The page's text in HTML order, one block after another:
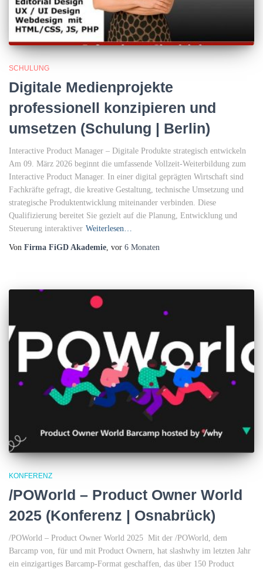
SCHULUNG
Digitale Medienprojekte
professionell konzipieren und
umsetzen (Schulung | Berlin)
Interactive Product Manager – Digitale Produkte strategisch entwickeln
Am 09. März 2026 beginnt die umfassende Vollzeit-Weiterbildung zum
Interactive Product Manager. In einer digital geprägten Wirtschaft sind
Fachkräfte gefragt, die kreative Gestaltung, technische Umsetzung und
strategische Produktentwicklung miteinander verbinden. Diese
Qualifizierung bereitet Sie gezielt auf die Planung, Entwicklung und
Steuerung interaktiver Weiterlesen…
Von Firma FiGD Akademie , vor 6 Monaten
KONFERENZ
/POWorld – Product Owner World
2025 (Konferenz | Osnabrück)
/POWorld – Product Owner World 2025 Mit der /POWorld, dem
Barcamp von, für und mit Product Ownern, hat slashwhy im letzten Jahr
ein einzigartiges Barcamp-Format geschaffen, das über 150 Product